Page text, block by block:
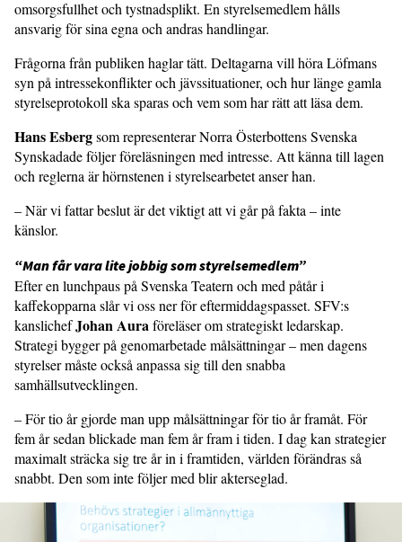
omsorgsfullhet och tystnadsplikt. En styrelsemedlem hålls
ansvarig för sina egna och andras handlingar.
Frågorna från publiken haglar tätt. Deltagarna vill höra Löfmans
syn på intressekonflikter och jävssituationer, och hur länge gamla
styrelseprotokoll ska sparas och vem som har rätt att läsa dem.
Hans Esbergsom representerar Norra Österbottens Svenska
Synskadade följer föreläsningen med intresse. Att känna till lagen
och reglerna är hörnstenen i styrelsearbetet anser han.
– När vi fattar beslut är det viktigt att vi går på fakta – inte
känslor.
“Man får vara lite jobbig som styrelsemedlem”
Efter en lunchpaus på Svenska Teatern och med påtår i
kaffekopparna slår vi oss ner för eftermiddagspasset. SFV:s
kanslichefJohan Auraföreläser om strategiskt ledarskap.
Strategi bygger på genomarbetade målsättningar – men dagens
styrelser måste också anpassa sig till den snabba
samhällsutvecklingen.
– För tio år gjorde man upp målsättningar för tio år framåt. För
fem år sedan blickade man fem år fram i tiden. I dag kan strategier
maximalt sträcka sig tre år in i framtiden, världen förändras så
snabbt. Den som inte följer med blir akterseglad.